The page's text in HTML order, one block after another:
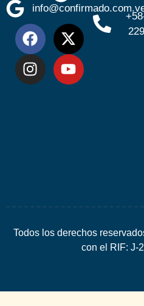
Todos los derechos
con el RIF: J-